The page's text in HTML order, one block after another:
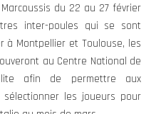
du 22 au 27 février
inter-poules qui se sont
à Montpellier et Toulouse, les
au Centre National de
afin de permettre aux
les joueurs pour